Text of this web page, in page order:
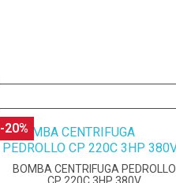
BOMBA CENTRIFUGA PEDROLLO
-20%